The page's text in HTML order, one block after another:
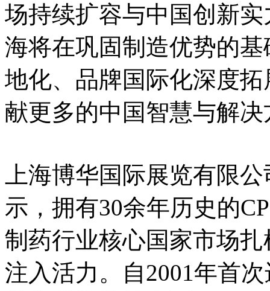
场持续扩容与中国创新
海将在巩固制造优势的
地化、品牌国际化深度
献更多的中国智慧与解决
上海博华国际展览有限
示，拥有30余年历史的
制药行业核心国家市场
注入活力。自2001年首